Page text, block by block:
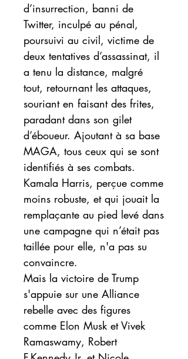
d’insurrection, banni de
Twitter, inculpé au pénal,
poursuivi au civil, victime de
deux tentatives d’assassinat, il
a tenu la distance, malgré
tout, retournant les attaques,
souriant en faisant des frites,
paradant dans son gilet
d’éboueur. Ajoutant à sa base
MAGA, tous ceux qui se sont
identifiés à ses combats.
Kamala Harris, perçue comme
moins robuste, et qui jouait la
remplaçante au pied levé dans
une campagne qui n’était pas
taillée pour elle, n'a pas su
convaincre.
Mais la victoire de Trump
s'appuie sur une Alliance
rebelle avec des figures
comme Elon Musk et Vivek
Ramaswamy, Robert